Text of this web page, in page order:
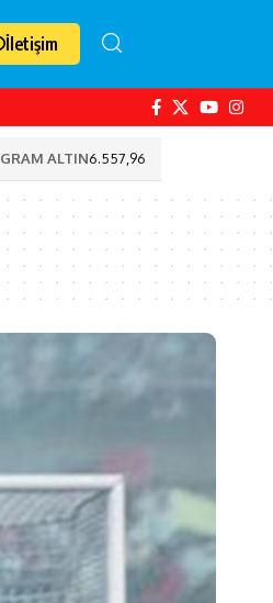
İletişim
GRAM ALTIN6.557,96